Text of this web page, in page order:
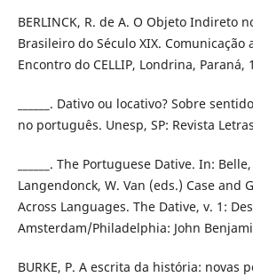
BERLINCK, R. de A. O Objeto Indireto
Brasileiro do Século XIX. Comunicação
Encontro do CELLIP, Londrina, Paraná,
______. Dativo ou locativo? Sobre
no português. Unesp, SP: Revista
______. The Portuguese Dative. In:
Langendonck, W. Van (eds.) Case and
Across Languages. The Dative, v. 1:
Amsterdam/Philadelphia: John
BURKE, P. A escrita da história: novas